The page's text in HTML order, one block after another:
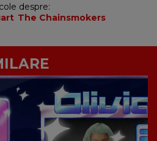
despre:
The Chainsmokers